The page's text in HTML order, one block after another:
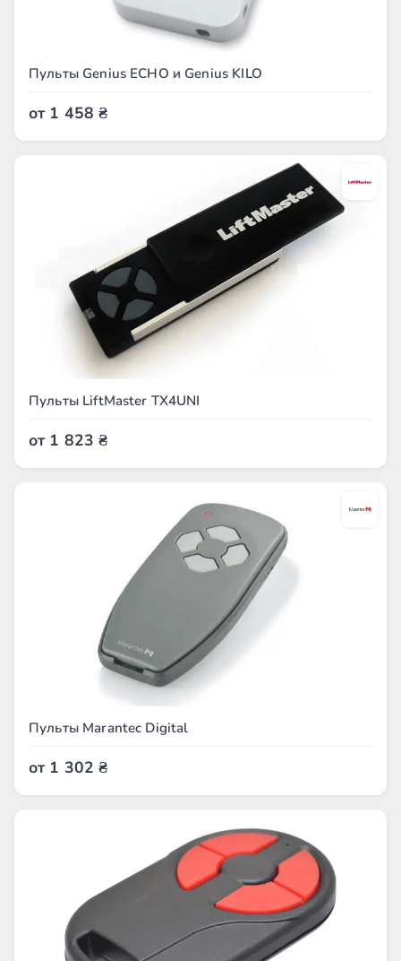
Пульты Genius ECHO и Genius KILO
от 1 458 ₴
Пульты LiftMaster TX4UNI
от 1 823 ₴
Пульты Marantec Digital
от 1 302 ₴